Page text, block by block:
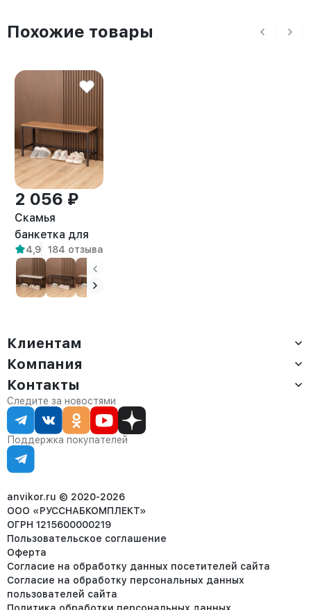
Похожие товары
2 056 ₽
Скамья
банкетка для
прихожей и
дома лофт
Велета черный/
амаретто
4,9 184 отзыва
Клиентам
Доставка
Оплата
Сервис
Статус заказа
Статьи
Компания
О компании
Контакты
Партнёрам
Контакты
Отдел продаж:
8 (800) 234-22-62
corp@anvikor.ru
Ежедневно, с 7:00-19:00 (МСК)
Отдел рекламации:
8 (953) 455-25-61
Следите за новостями
Поддержка покупателей
anvikor.ru © 2020-2026
ООО «РУССНАБКОМПЛЕКТ»
ОГРН 1215600000219
Пользовательское соглашение
Оферта
Согласие на обработку данных посетителей сайта
Согласие на обработку персональных данных
пользователей сайта
Политика обработки персональных данных